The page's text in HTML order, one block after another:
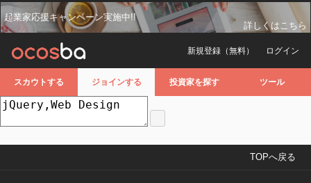
起業家応援キャンペーン実施中!!
詳しくはこちら
ログイン
新規登録（無料）
スカウトする ジョインする 投資家を探す ツール
TOPへ戻る